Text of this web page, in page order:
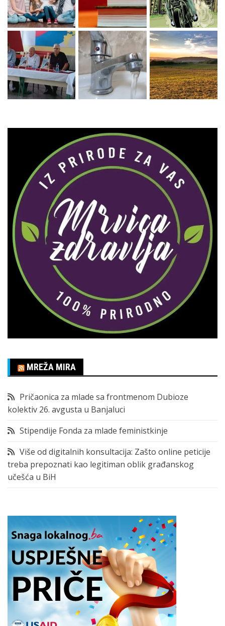
MREŽA MIRA
Pričaonica za mlade sa frontmenom Dubioze
kolektiv 26. avgusta u Banjaluci
Stipendije Fonda za mlade feministkinje
Više od digitalnih konsultacija: Zašto online peticije
treba prepoznati kao legitiman oblik građanskog
učešća u BiH